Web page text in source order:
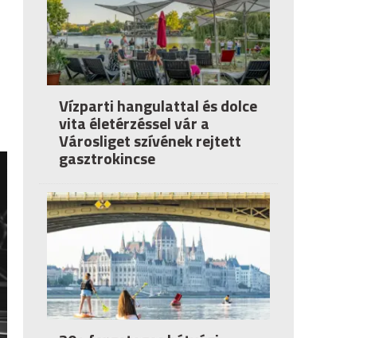
Vízparti hangulattal és dolce
vita életérzéssel vár a
Városliget szívének rejtett
gasztrokincse